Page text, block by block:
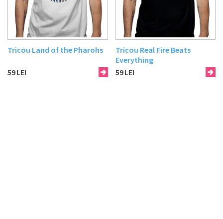
Tricou Land of the Pharohs
59LEI
Tricou Real Fire Beats
Everything
59LEI